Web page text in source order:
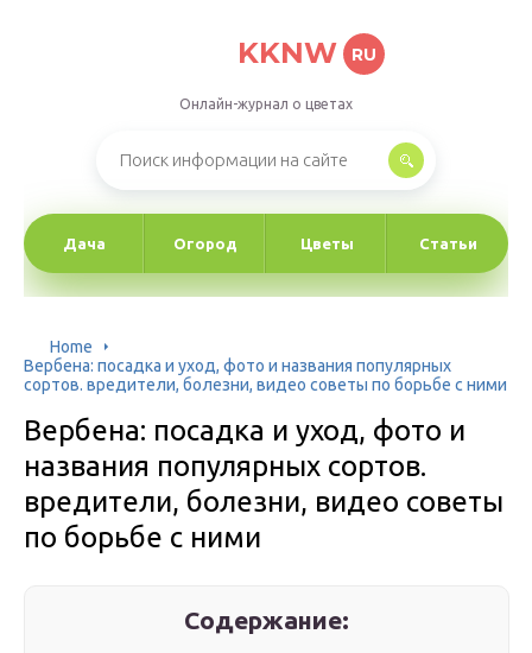
KKNW RU
Онлайн-журнал о цветах
Дача Огород Цветы Статьи
Home
Вербена: посадка и уход, фото и названия популярных
сортов. вредители, болезни, видео советы по борьбе с ними
Вербена: посадка и уход, фото и
названия популярных сортов.
вредители, болезни, видео советы
по борьбе с ними
Содержание: